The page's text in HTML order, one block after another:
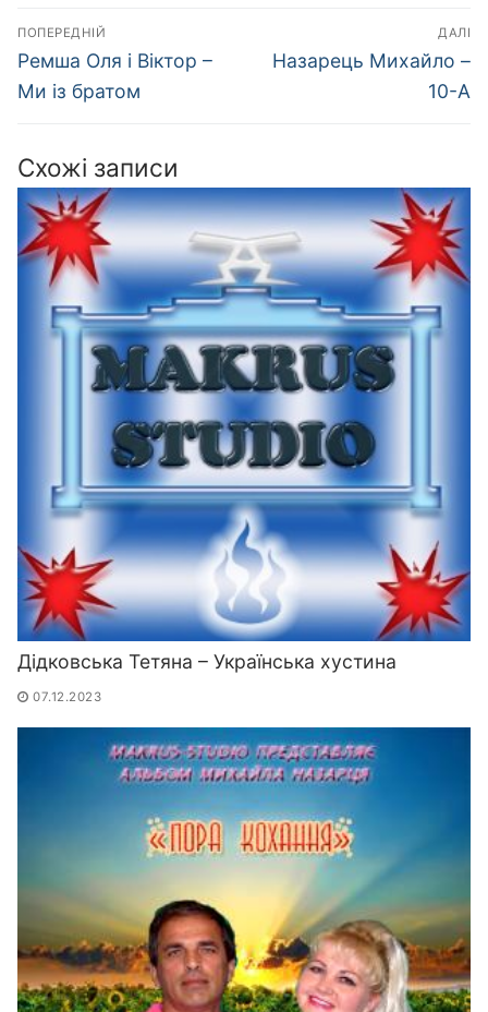
Навігація
записів
ПОПЕРЕДНІЙ
Попередній
запис:
Ремша Оля і Віктор –
Ми із братом
ДАЛІ
Наступний
Назарець Михайло –
10-А
Схожі записи
Дідковська Тетяна – Українська хустина
07.12.2023